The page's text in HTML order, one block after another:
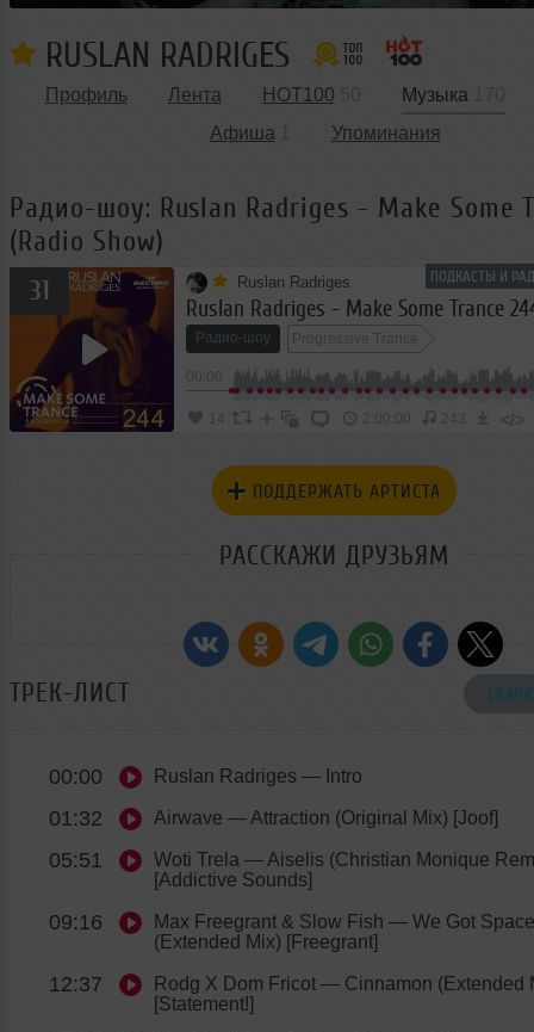
RUSLAN RADRIGES
Профиль Лента HOT100 Музыка
Афиша
Упоминания
Радио-шоу: Ruslan Radriges - Make Some
(Radio Show)
ПОДКАСТЫ И
31 Ruslan Radriges
Радио-шоу Progressive Trance
2:00:00 243 </>
ПОДДЕРЖАТЬ АРТИСТА
РАССКАЖИ ДРУЗЬЯМ
ТРЕК-ЛИСТ
00:00 Ruslan Radriges — Intro
01:32 Airwave — Attraction (Original Mix) [Joof]
05:51 Woti Trela — Aiselis (Christian Monique
[Addictive Sounds]
09:16 Max Freegrant & Slow Fish — We Got Space
(Extended Mix) [Freegrant]
12:37 Rodg X Dom Fricot — Cinnamon (Extended
[Statement!]